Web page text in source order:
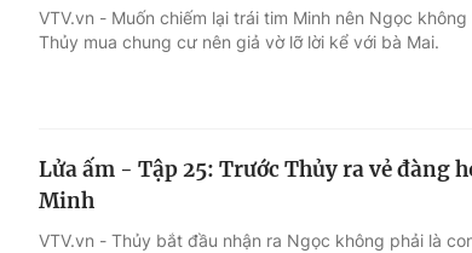
VTV.vn - Muốn chiếm lại trái tim Minh nên Ngọc
Thủy mua chung cư nên giả vờ lỡ lời kể với bà Mai.
Lửa ấm - Tập 25: Trước Thủy ra vẻ đàng
Minh
VTV.vn - Thủy bắt đầu nhận ra Ngọc không phải là